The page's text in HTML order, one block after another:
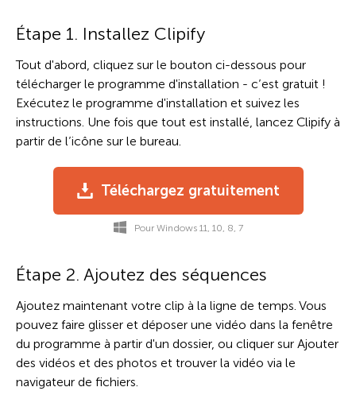
Étape 1. Installez Clipify
Tout d'abord, cliquez sur le bouton ci-dessous pour
télécharger le programme d'installation - c’est gratuit !
Exécutez le programme d'installation et suivez les
instructions. Une fois que tout est installé, lancez Clipify à
partir de l’icône sur le bureau.
Téléchargez gratuitement
Pour Windows 11, 10, 8, 7
Étape 2. Ajoutez des séquences
Ajoutez maintenant votre clip à la ligne de temps. Vous
pouvez faire glisser et déposer une vidéo dans la fenêtre
du programme à partir d'un dossier, ou cliquer sur Ajouter
des vidéos et des photos et trouver la vidéo via le
navigateur de fichiers.